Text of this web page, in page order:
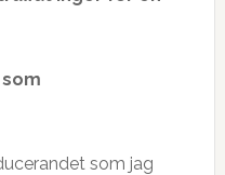
som jag